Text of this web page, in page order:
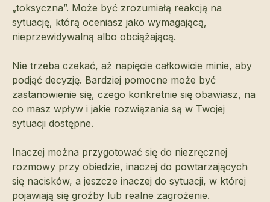
„toksyczna”. Może być zrozumiałą reakcją na
sytuację, którą oceniasz jako wymagającą,
nieprzewidywalną albo obciążającą.
Nie trzeba czekać, aż napięcie całkowicie minie, aby
podjąć decyzję. Bardziej pomocne może być
zastanowienie się, czego konkretnie się obawiasz, na
co masz wpływ i jakie rozwiązania są w Twojej
sytuacji dostępne.
Inaczej można przygotować się do niezręcznej
rozmowy przy obiedzie, inaczej do powtarzających
się nacisków, a jeszcze inaczej do sytuacji, w której
pojawiają się groźby lub realne zagrożenie.